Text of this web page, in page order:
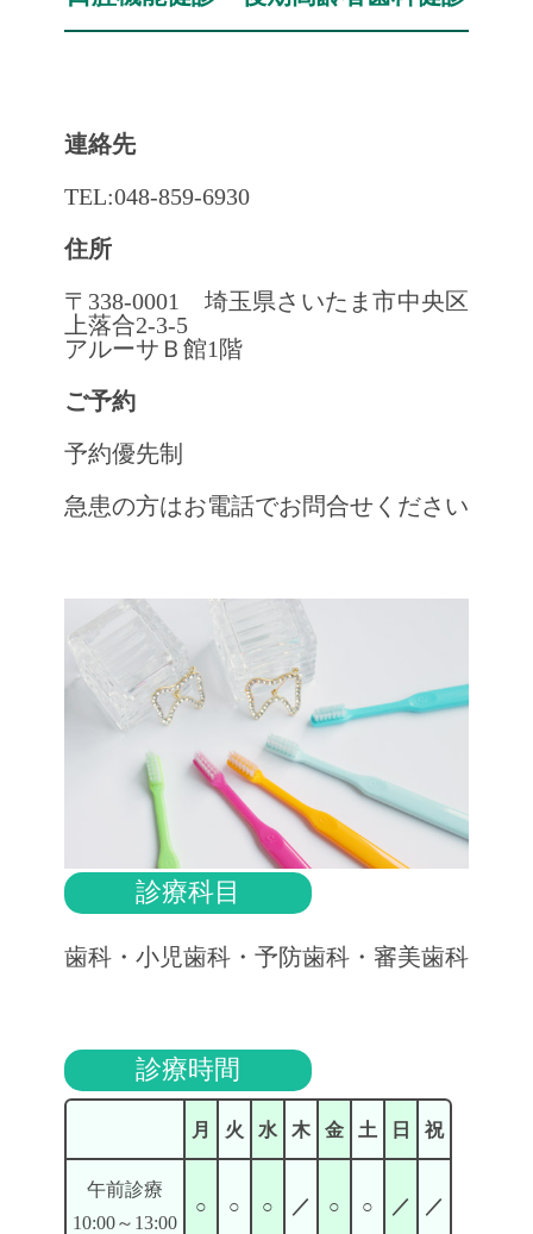
連絡先
TEL:048-859-6930
住所
〒338-0001 埼玉県さいたま市中央区
上落合2-3-5
アルーサＢ館1階
ご予約
予約優先制
急患の方はお電話でお問合せください
診療科目
歯科・小児歯科 ・予防歯科・審美歯科
診療時間
月 火 水 木 金 土 日 祝
午前診療
10:00～13:00
○ ○ ○ ／ ○ ○ ／ ／